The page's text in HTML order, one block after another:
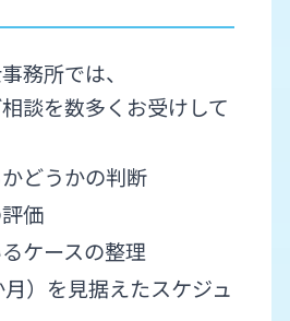
務所では、
談を数多くお受けして
どうかの判断
価
ケースの整理
）を見据えたスケジュ